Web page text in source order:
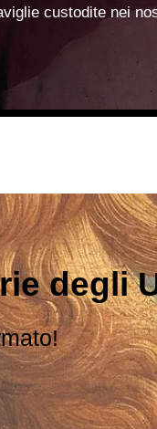
custodite nei
degli